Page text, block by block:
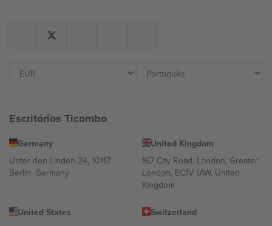
Escritórios Ticombo
Germany
Unter den Linden 24, 10117
Berlin, Germany
United Kingdom
167 City Road, London, Greater
London, EC1V 1AW, United
Kingdom
United States
Switzerland